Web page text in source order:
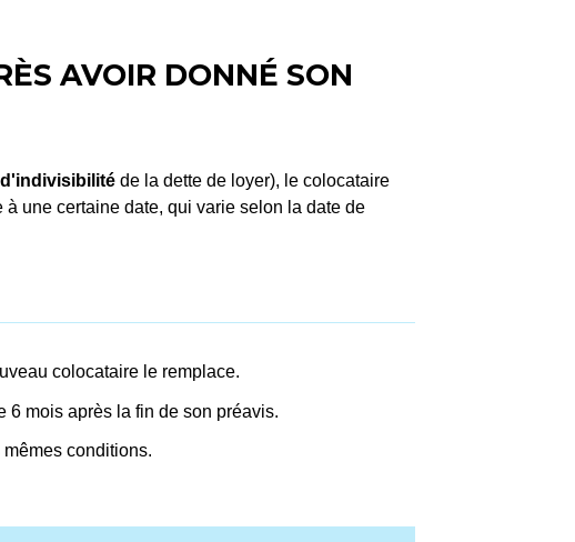
AVOIR DONNÉ SON
de la dette de loyer), le colocataire
une certaine date, qui varie selon la date de
colocataire le remplace.
6 mois après la fin de son préavis.
conditions.